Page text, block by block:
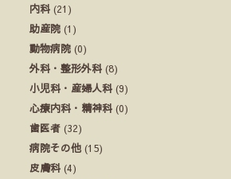
内科 (21)
助産院 (1)
動物病院 (0)
外科・整形外科 (8)
小児科・産婦人科 (9)
心療内科・精神科 (0)
歯医者 (32)
病院その他 (15)
皮膚科 (4)